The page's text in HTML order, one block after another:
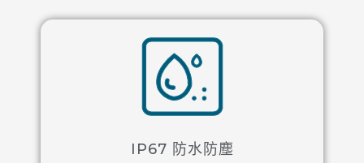
IP67 防水防塵